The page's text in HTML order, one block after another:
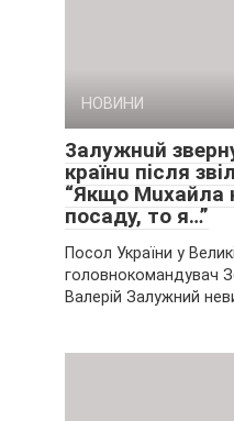
НОВИНИ
3aлyжнuй
кpaїнu пicля
“Якщo Мuxaйлa
пocaдy, тo я…”
Посол України у
головнокомандувач
Валерій Залужний